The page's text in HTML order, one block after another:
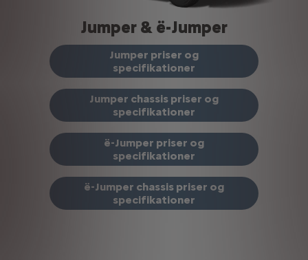
Jumper & ë-Jumper
Jumper priser og
specifikationer
Jumper chassis priser og
specifikationer
ë-Jumper priser og
specifikationer
ë-Jumper chassis priser og
specifikationer